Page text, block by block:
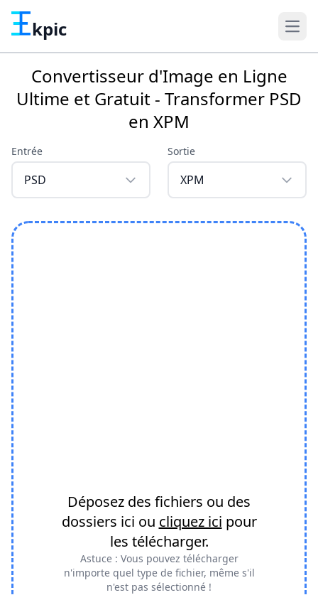
kpic
Convertisseur d'Image en Ligne
Ultime et Gratuit - Transformer PSD
en XPM
Entrée
PSD
Sortie
XPM
Déposez des fichiers ou des
dossiers ici ou cliquez ici pour
les télécharger.
Astuce : Vous pouvez télécharger
n'importe quel type de fichier, même s'il
n'est pas sélectionné !